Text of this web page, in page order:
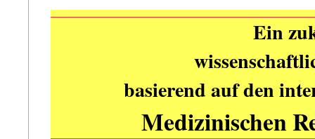
Ein
basierend auf den
Medizinischen